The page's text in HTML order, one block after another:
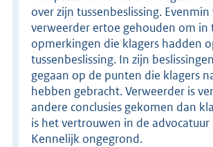
over zijn tussenbeslissing. Evenmin
verweerder ertoe gehouden om in
opmerkingen die klagers hadden
tussenbeslissing. In zijn
gegaan op de punten die klagers
hebben gebracht. Verweerder is
andere conclusies gekomen dan
is het vertrouwen in de advocatuur
Kennelijk ongegrond.